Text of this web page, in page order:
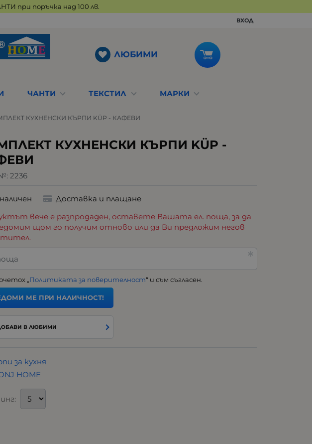
при поръчка над 100 лв.
ВХОД
ЛЮБИМИ
ЧАНТИ ТЕКСТИЛ МАРКИ
КУХНЕНСКИ КЪРПИ KÜP - КАФЕВИ
КУХНЕНСКИ КЪРПИ KÜP -
2236
Доставка и плащане
вече е разпродаден, оставете Вашата ел. поща, за да
щом го получим отново или да Ви предложим негов
„Политиката за поверителност“ и съм съгласен.
МЕ ПРИ НАЛИЧНОСТ!
В ЛЮБИМИ
за кухня
HOME